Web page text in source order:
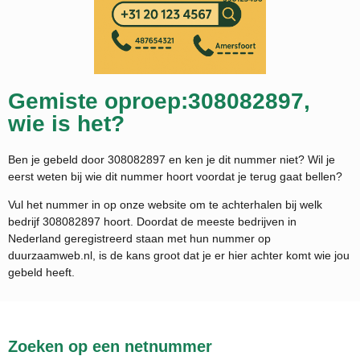
Gemiste oproep:308082897,
wie is het?
Ben je gebeld door 308082897 en ken je dit nummer niet? Wil je
eerst weten bij wie dit nummer hoort voordat je terug gaat bellen?
Vul het nummer in op onze website om te achterhalen bij welk
bedrijf 308082897 hoort. Doordat de meeste bedrijven in
Nederland geregistreerd staan met hun nummer op
duurzaamweb.nl, is de kans groot dat je er hier achter komt wie jou
gebeld heeft.
Zoeken op een netnummer